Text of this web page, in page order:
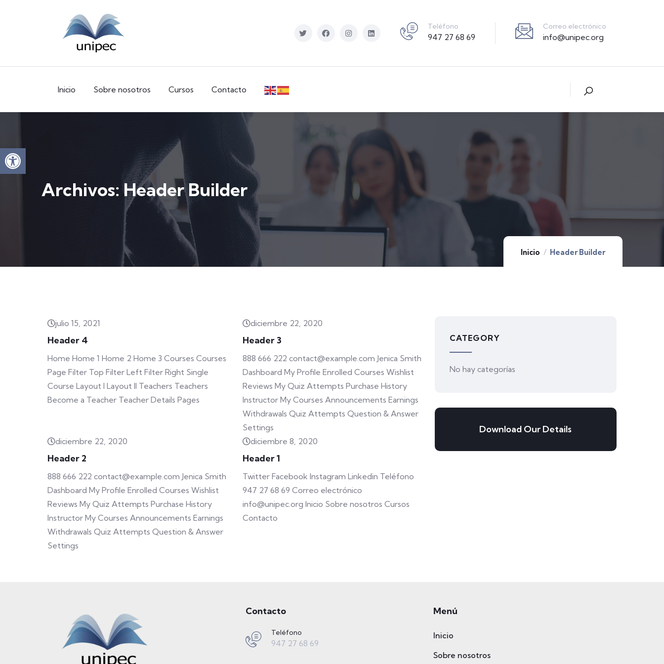
Abrir barra de herramientas
Teléfono
947 27 68 69
Correo electrónico
info@unipec.org
Inicio Sobre nosotros Cursos Contacto
Archivos:Header Builder
Inicio Header Builder
julio 15, 2021
Header 4
Home Home 1 Home 2 Home 3 Courses Courses
Page Filter Top Filter Left Filter Right Single
Course Layout I Layout II Teachers Teachers
Become a Teacher Teacher Details Pages
diciembre 22, 2020
Header 3
888 666 222 contact@example.com Jenica Smith
Dashboard My Profile Enrolled Courses Wishlist
Reviews My Quiz Attempts Purchase History
Instructor My Courses Announcements Earnings
Withdrawals Quiz Attempts Question & Answer
Settings
diciembre 22, 2020
Header 2
888 666 222 contact@example.com Jenica Smith
Dashboard My Profile Enrolled Courses Wishlist
Reviews My Quiz Attempts Purchase History
Instructor My Courses Announcements Earnings
Withdrawals Quiz Attempts Question & Answer
Settings
diciembre 8, 2020
Header 1
Twitter Facebook Instagram Linkedin Teléfono
947 27 68 69 Correo electrónico
info@unipec.org Inicio Sobre nosotros Cursos
Contacto
CATEGORY
No hay categorías
Download Our Details
Contacto
Teléfono
947 27 68 69
Menú
Inicio
Sobre nosotros